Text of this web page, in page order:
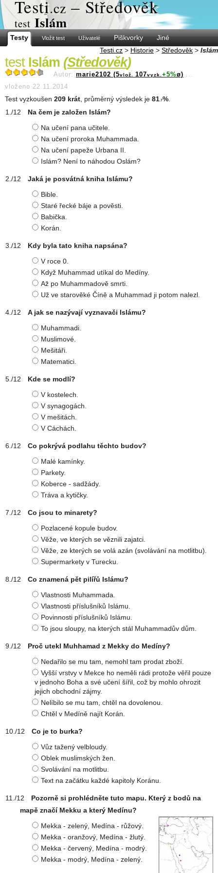
Testi.cz – Středověk
test Islám
Testy Vložit test Uživatelé Piškvorky
Jiné
Testi.cz > Historie > Středověk > Islám
test Islám (Středověk)
Autor: marie2102 (5vlož. 107vyzk. +5%ø) ...
vloženo 22.11.2014
Test vyzkoušen 209 krát , průměrný výsledek je 81 .7%
Na čem je založen Islám?
Na učení pana učitele.
Na učení proroka Muhammada.
Na učení papeže Urbana II.
Islám? Není to náhodou Oslám?
Jaká je posvátná kniha Islámu?
Bible.
Staré řecké báje a pověsti.
Babička.
Korán.
Kdy byla tato kniha napsána?
V roce 0.
Když Muhammad utíkal do Medíny.
Až po Muhammadově smrti.
Už ve starověké Číně a Muhammad ji potom nalezl.
A jak se nazývají vyznavači Islámu?
Muhammadi.
Muslimové.
Mešitáři.
Matematici.
Kde se modlí?
V kostelech.
V synagogách.
V mešitách.
V Cáchách.
Co pokrývá podlahu těchto budov?
Malé kamínky.
Parkety.
Koberce - sadžády.
Tráva a kytičky.
Co jsou to minarety?
Pozlacené kopule budov.
Věže, ve kterých se věznili zajatci.
Věže, ze kterých se volá azán (svolávání na motlitbu).
Supermarkety v Turecku.
Co znamená pět pilířů Islámu?
Vlastnosti Muhammada.
Vlastnosti příslušníků Islámu.
Povinnosti příslušníků Islámu.
To jsou sloupy, na kterých stál Muhammadův dům.
Proč utekl Muhhamad z Mekky do Medíny?
Nedařilo se mu tam, nemohl tam prodat zboží.
Vyšší vrstvy v Mekce ho neměli rádi protože věřil pouze
v jednoho Boha a své učení šířil, což by mohlo ohrozit
jejich obchodní zájmy.
Nelíbilo se mu tam, chtěl na dovolenou.
Chtěl v Medíně najít Korán.
Co je to burka?
Vůz tažený velbloudy.
Oblek muslimských žen.
Svolávání na motlitbu.
Text na začátku každé kapitoly Koránu.
Pozorně si prohlédněte tuto mapu. Který z bodů na
mapě značí Mekku a který Medínu?
Mekka - zelený, Medína - růžový.
Mekka - oranžový, Medína - žlutý.
Mekka - červený, Medína - modrý.
Mekka - modrý, Medína - zelený.